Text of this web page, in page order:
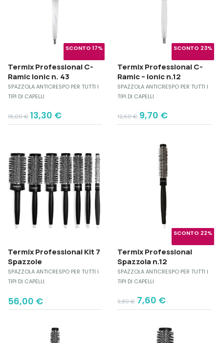
SCONTO 17%
Termix Professional C-
Ramic Ionic n. 43
SPAZZOLA ANTICRESPO PER TUTTI I
TIPI DI CAPELLI
16,00€
Original
price
13,30 €
Current
price
SCONTO 23%
Termix Professional C-
Ramic – Ionic n.12
SPAZZOLA ANTICRESPO PER TUTTI I
TIPI DI CAPELLI
12,60€
Original
price
9,70 €
Current
price
Termix Professional Kit 7
Spazzole
SPAZZOLA ANTICRESPO PER TUTTI I
TIPI DI CAPELLI
56,00 €
SCONTO 22%
Termix Professional
Spazzola n.12
SPAZZOLA ANTICRESPO PER TUTTI I
TIPI DI CAPELLI
9,80€
Original
price
7,60 €
Current
price